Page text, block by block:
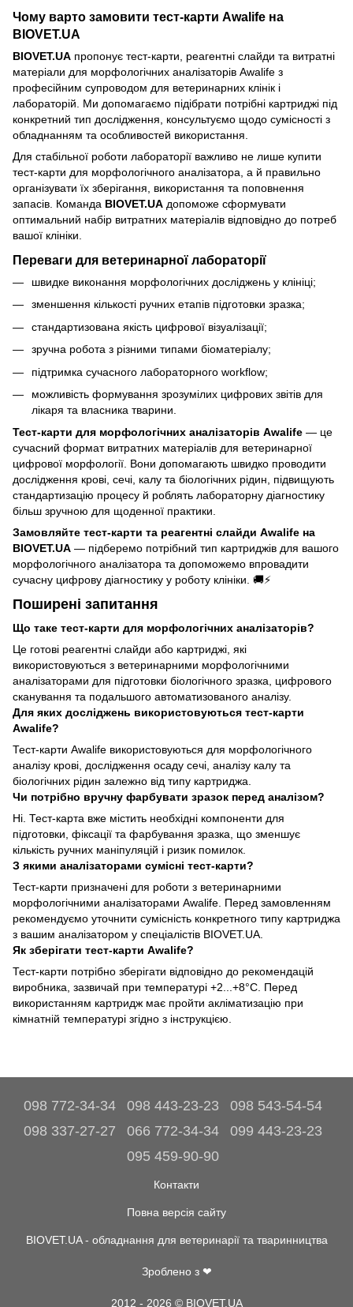
Чому варто замовити тест-карти Awalife на
BIOVET.UA
BIOVET.UA пропонує тест-карти, реагентні слайди та витратні
матеріали для морфологічних аналізаторів Awalife з
професійним супроводом для ветеринарних клінік і
лабораторій. Ми допомагаємо підібрати потрібні картриджі під
конкретний тип дослідження, консультуємо щодо сумісності з
обладнанням та особливостей використання.
Для стабільної роботи лабораторії важливо не лише купити
тест-карти для морфологічного аналізатора, а й правильно
організувати їх зберігання, використання та поповнення
запасів. Команда BIOVET.UA допоможе сформувати
оптимальний набір витратних матеріалів відповідно до потреб
вашої клініки.
Переваги для ветеринарної лабораторії
швидке виконання морфологічних досліджень у клініці;
зменшення кількості ручних етапів підготовки зразка;
стандартизована якість цифрової візуалізації;
зручна робота з різними типами біоматеріалу;
підтримка сучасного лабораторного workflow;
можливість формування зрозумілих цифрових звітів для
лікаря та власника тварини.
Тест-карти для морфологічних аналізаторів Awalife — це
сучасний формат витратних матеріалів для ветеринарної
цифрової морфології. Вони допомагають швидко проводити
дослідження крові, сечі, калу та біологічних рідин, підвищують
стандартизацію процесу й роблять лабораторну діагностику
більш зручною для щоденної практики.
Замовляйте тест-карти та реагентні слайди Awalife на
BIOVET.UA — підберемо потрібний тип картриджів для вашого
морфологічного аналізатора та допоможемо впровадити
сучасну цифрову діагностику у роботу клініки. 🚚⚡
Поширені запитання
Що таке тест-карти для морфологічних аналізаторів?
Це готові реагентні слайди або картриджі, які
використовуються з ветеринарними морфологічними
аналізаторами для підготовки біологічного зразка, цифрового
сканування та подальшого автоматизованого аналізу.
Для яких досліджень використовуються тест-карти
Awalife?
Тест-карти Awalife використовуються для морфологічного
аналізу крові, дослідження осаду сечі, аналізу калу та
біологічних рідин залежно від типу картриджа.
Чи потрібно вручну фарбувати зразок перед аналізом?
Ні. Тест-карта вже містить необхідні компоненти для
підготовки, фіксації та фарбування зразка, що зменшує
кількість ручних маніпуляцій і ризик помилок.
З якими аналізаторами сумісні тест-карти?
Тест-карти призначені для роботи з ветеринарними
морфологічними аналізаторами Awalife. Перед замовленням
рекомендуємо уточнити сумісність конкретного типу картриджа
з вашим аналізатором у спеціалістів BIOVET.UA.
Як зберігати тест-карти Awalife?
Тест-карти потрібно зберігати відповідно до рекомендацій
виробника, зазвичай при температурі +2...+8°C. Перед
використанням картридж має пройти акліматизацію при
кімнатній температурі згідно з інструкцією.
098 772-34-34 098 443-23-23
098 543-54-54
098 337-27-27
066 772-34-34
099 443-23-23
095 459-90-90
Контакти
Повна версія сайту
BIOVET.UA - обладнання для ветеринарії та тваринництва
Зроблено з ❤
2012 - 2026 © BIOVET.UA